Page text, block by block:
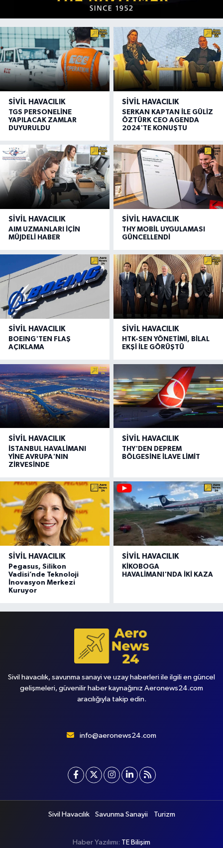
SIVIL HAVACILIK
TGS PERSONELİNE
YAPILACAK ZAMLAR
DUYURULDU
SIVIL HAVACILIK
SERKAN KAPTAN İLE GÜLİZ
ÖZTÜRK CEO AGENDA
2024'TE KONUŞTU
SIVIL HAVACILIK
AIM UZMANLARI İÇİN
MÜJDELİ HABER
SIVIL HAVACILIK
THY MOBİL UYGULAMASI
GÜNCELLENDİ
SIVIL HAVACILIK
BOEING'TEN FLAŞ
AÇIKLAMA
SIVIL HAVACILIK
HTK-SEN YÖNETİMİ, BİLAL
EKŞİ İLE GÖRÜŞTÜ
SIVIL HAVACILIK
İSTANBUL HAVALİMANI
YİNE AVRUPA'NIN
ZİRVESİNDE
SIVIL HAVACILIK
THY'DEN DEPREM
BÖLGESİNE İLAVE LİMİT
SIVIL HAVACILIK
Pegasus, Silikon
Vadisi’nde Teknoloji
İnovasyon Merkezi
Kuruyor
SIVIL HAVACILIK
KİKOBOGA
HAVALİMANI'NDA İKİ KAZA
Sivil havacılık, savunma sanayi ve uzay haberleri ile ilgili en güncel
gelişmeleri, güvenilir haber kaynağınız Aeronews24.com
aracılığıyla takip edin.
info@aeronews24.com
Sivil Havacılık Savunma Sanayii Turizm
Haber Yazılımı: TE Bilişim